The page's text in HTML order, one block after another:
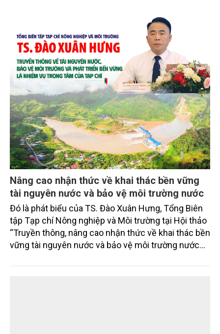
Nâng cao nhận thức về khai thác bền vững
tài nguyên nước và bảo vệ môi trường nước
Đó là phát biểu của TS. Đào Xuân Hưng, Tổng Biên
tập Tạp chí Nông nghiệp và Môi trường tại Hội thảo
“Truyền thông, nâng cao nhận thức về khai thác bền
vững tài nguyên nước và bảo vệ môi trường nước
trường phối hợp với Sở Nông nghiệp và Môi trường